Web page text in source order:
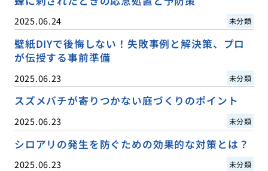
2025.06.24 未分類
壁紙DIYで後悔しない！失敗事例と解決策、プロ
が伝授する事前準備
2025.06.23 未分類
スズメバチが寄りつかない庭づくりのポイント
2025.06.23 未分類
シロアリの発生を防ぐための効果的な対策とは？
2025.06.23 未分類